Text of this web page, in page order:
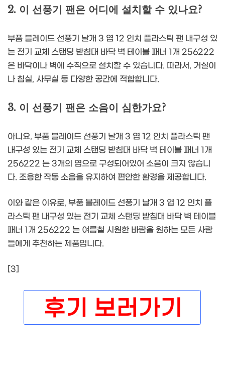
2. 이 선풍기 팬은 어디에 설치할 수 있나요?
부품 블레이드 선풍기 날개 3 엽 12 인치 플라스틱 팬 내구성 있
는 전기 교체 스탠딩 받침대 바닥 벽 테이블 패너 1개 256222
은 바닥이나 벽에 수직으로 설치할 수 있습니다. 따라서, 거실이
나 침실, 사무실 등 다양한 공간에 적합합니다.
3. 이 선풍기 팬은 소음이 심한가요?
아니요, 부품 블레이드 선풍기 날개 3 엽 12 인치 플라스틱 팬
내구성 있는 전기 교체 스탠딩 받침대 바닥 벽 테이블 패너 1개
256222 는 3개의 엽으로 구성되어있어 소음이 크지 않습니
다. 조용한 작동 소음을 유지하여 편안한 환경을 제공합니다.
이와 같은 이유로, 부품 블레이드 선풍기 날개 3 엽 12 인치 플
라스틱 팬 내구성 있는 전기 교체 스탠딩 받침대 바닥 벽 테이블
패너 1개 256222 는 여름철 시원한 바람을 원하는 모든 사람
들에게 추천하는 제품입니다.
[3]